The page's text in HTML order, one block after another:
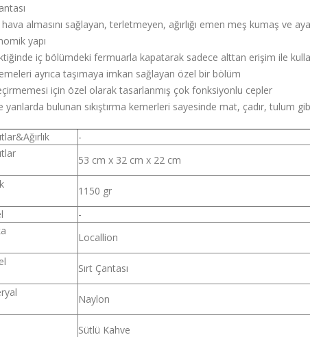
hava almasını sağlayan, terletmeyen, ağırlığı emen meş kumaş ve
yapı
iç bölümdeki fermuarla kapatarak sadece alttan erişim ile
ayrıca taşımaya imkan sağlayan özel bir bölüm
için özel olarak tasarlanmış çok fonksiyonlu cepler
yanlarda bulunan sıkıştırma kemerleri sayesinde mat, çadır, tulum
-
53 cm x 32 cm x 22 cm
1150 gr
-
Locallion
Sırt Çantası
Naylon
Sütlü Kahve